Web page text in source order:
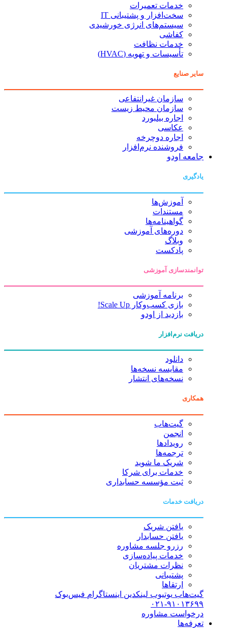
خدمات تعمیرات
سخت‌افزار و پشتیبانی IT
سیستم‌های انرژی خورشیدی
کفاشی
خدمات نظافت
تأسیسات و تهویه (HVAC)
سایر صنایع
سازمان غیرانتفاعی
سازمان محیط زیست
اجاره بیلبورد
عکاسی
اجاره دوچرخه
فروشنده نرم‌افزار
جامعه اودو
یادگیری
آموزش‌ها
مستندات
گواهینامه‌ها
دوره‌های آموزشی
وبلاگ
پادکست
توانمندسازی آموزشی
برنامه آموزشی
بازی کسب‌وکار Scale Up!
بازدید از اودو
دریافت نرم‌افزار
دانلود
مقایسه نسخه‌ها
نسخه‌های انتشار
همکاری
گیت‌هاب
انجمن
رویدادها
ترجمه‌ها
شریک ما شوید
خدمات برای شرکا
ثبت مؤسسه حسابداری
دریافت خدمات
یافتن شریک
یافتن حسابدار
رزرو جلسه مشاوره
خدمات پیاده‌سازی
نظرات مشتریان
پشتیبانی
ارتقاها
گیت‌هاب یوتیوب لینکدین اینستاگرام فیس‌بوک
۰۲۱-۹۱۰۱۳۶۹۹
درخواست مشاوره
تعرفه‌ها